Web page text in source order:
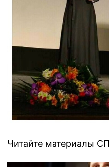
Читайте материалы